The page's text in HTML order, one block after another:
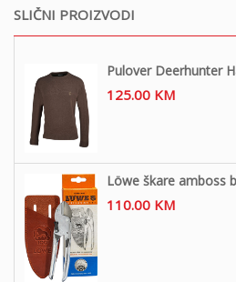
SLIČNI PROIZVODI
Pulover Deerhunter
125.00 KM
Löwe škare amboss
110.00 KM